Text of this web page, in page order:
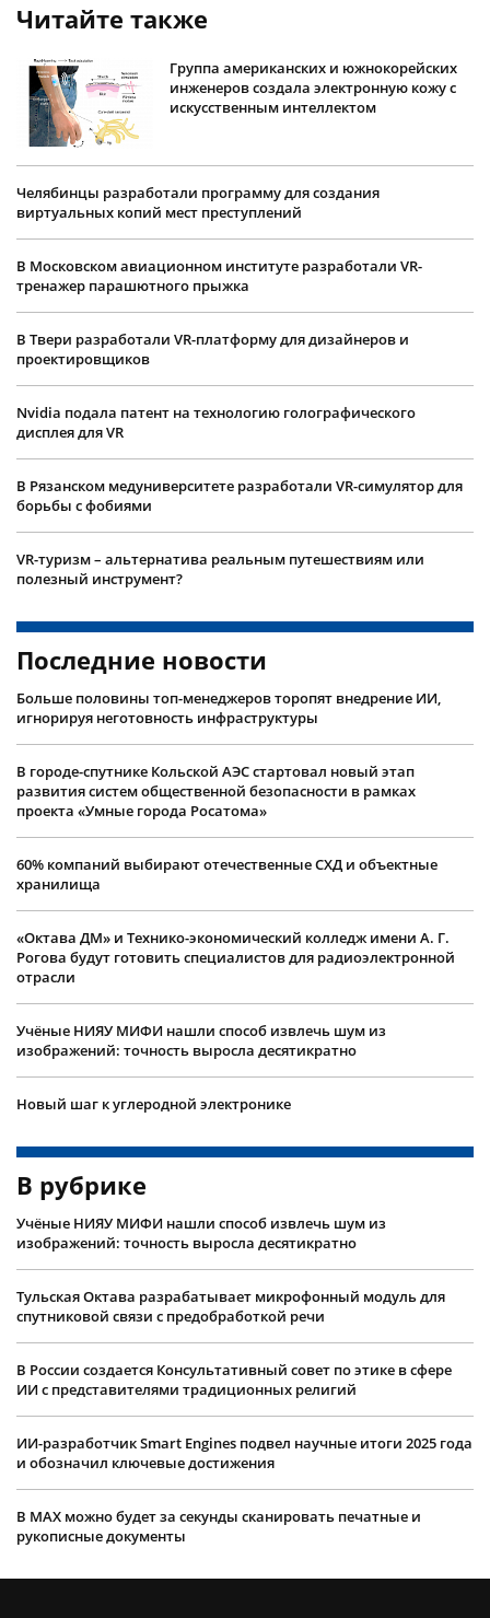
Читайте также
Группа американских и южнокорейских
инженеров создала электронную кожу с
искусственным интеллектом
Челябинцы разработали программу для создания
виртуальных копий мест преступлений
В Московском авиационном институте разработали VR-
тренажер парашютного прыжка
В Твери разработали VR-платформу для дизайнеров и
проектировщиков
Nvidia подала патент на технологию голографического
дисплея для VR
В Рязанском медуниверситете разработали VR-симулятор для
борьбы с фобиями
VR-туризм – альтернатива реальным путешествиям или
полезный инструмент?
Последние новости
Больше половины топ-менеджеров торопят внедрение ИИ,
игнорируя неготовность инфраструктуры
В городе-спутнике Кольской АЭС стартовал новый этап
развития систем общественной безопасности в рамках
проекта «Умные города Росатома»
60% компаний выбирают отечественные СХД и объектные
хранилища
«Октава ДМ» и Технико-экономический колледж имени А. Г.
Рогова будут готовить специалистов для радиоэлектронной
отрасли
Учëные НИЯУ МИФИ нашли способ извлечь шум из
изображений: точность выросла десятикратно
Новый шаг к углеродной электронике
В рубрике
Учëные НИЯУ МИФИ нашли способ извлечь шум из
изображений: точность выросла десятикратно
Тульская Октава разрабатывает микрофонный модуль для
спутниковой связи с предобработкой речи
В России создается Консультативный совет по этике в сфере
ИИ с представителями традиционных религий
ИИ-разработчик Smart Engines подвел научные итоги 2025 года
и обозначил ключевые достижения
В MAX можно будет за секунды сканировать печатные и
рукописные документы